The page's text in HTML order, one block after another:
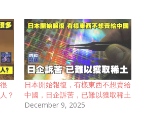
？
日本開始報復，有樣東西不想賣給
中國，日企訴苦，已難以獲取稀土
December 9, 2025